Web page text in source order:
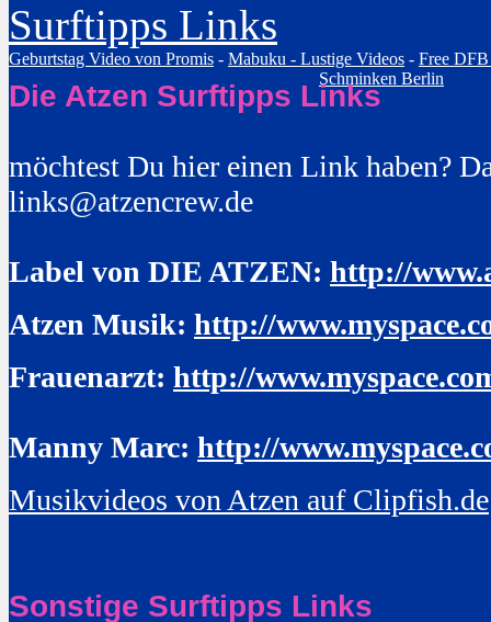
Surftipps Links
Geburtstag Video von Promis - Mabuku - Lustige Videos - Free
Schminken Berlin
Die Atzen Surftipps Links
möchtest Du hier einen Link haben?
links@atzencrew.de
Label von DIE ATZEN: http://
Atzen Musik: http://
Frauenarzt: http://
Manny Marc: http://
Musikvideos von Atzen auf Clipfish.de
Sonstige Surftipps Links